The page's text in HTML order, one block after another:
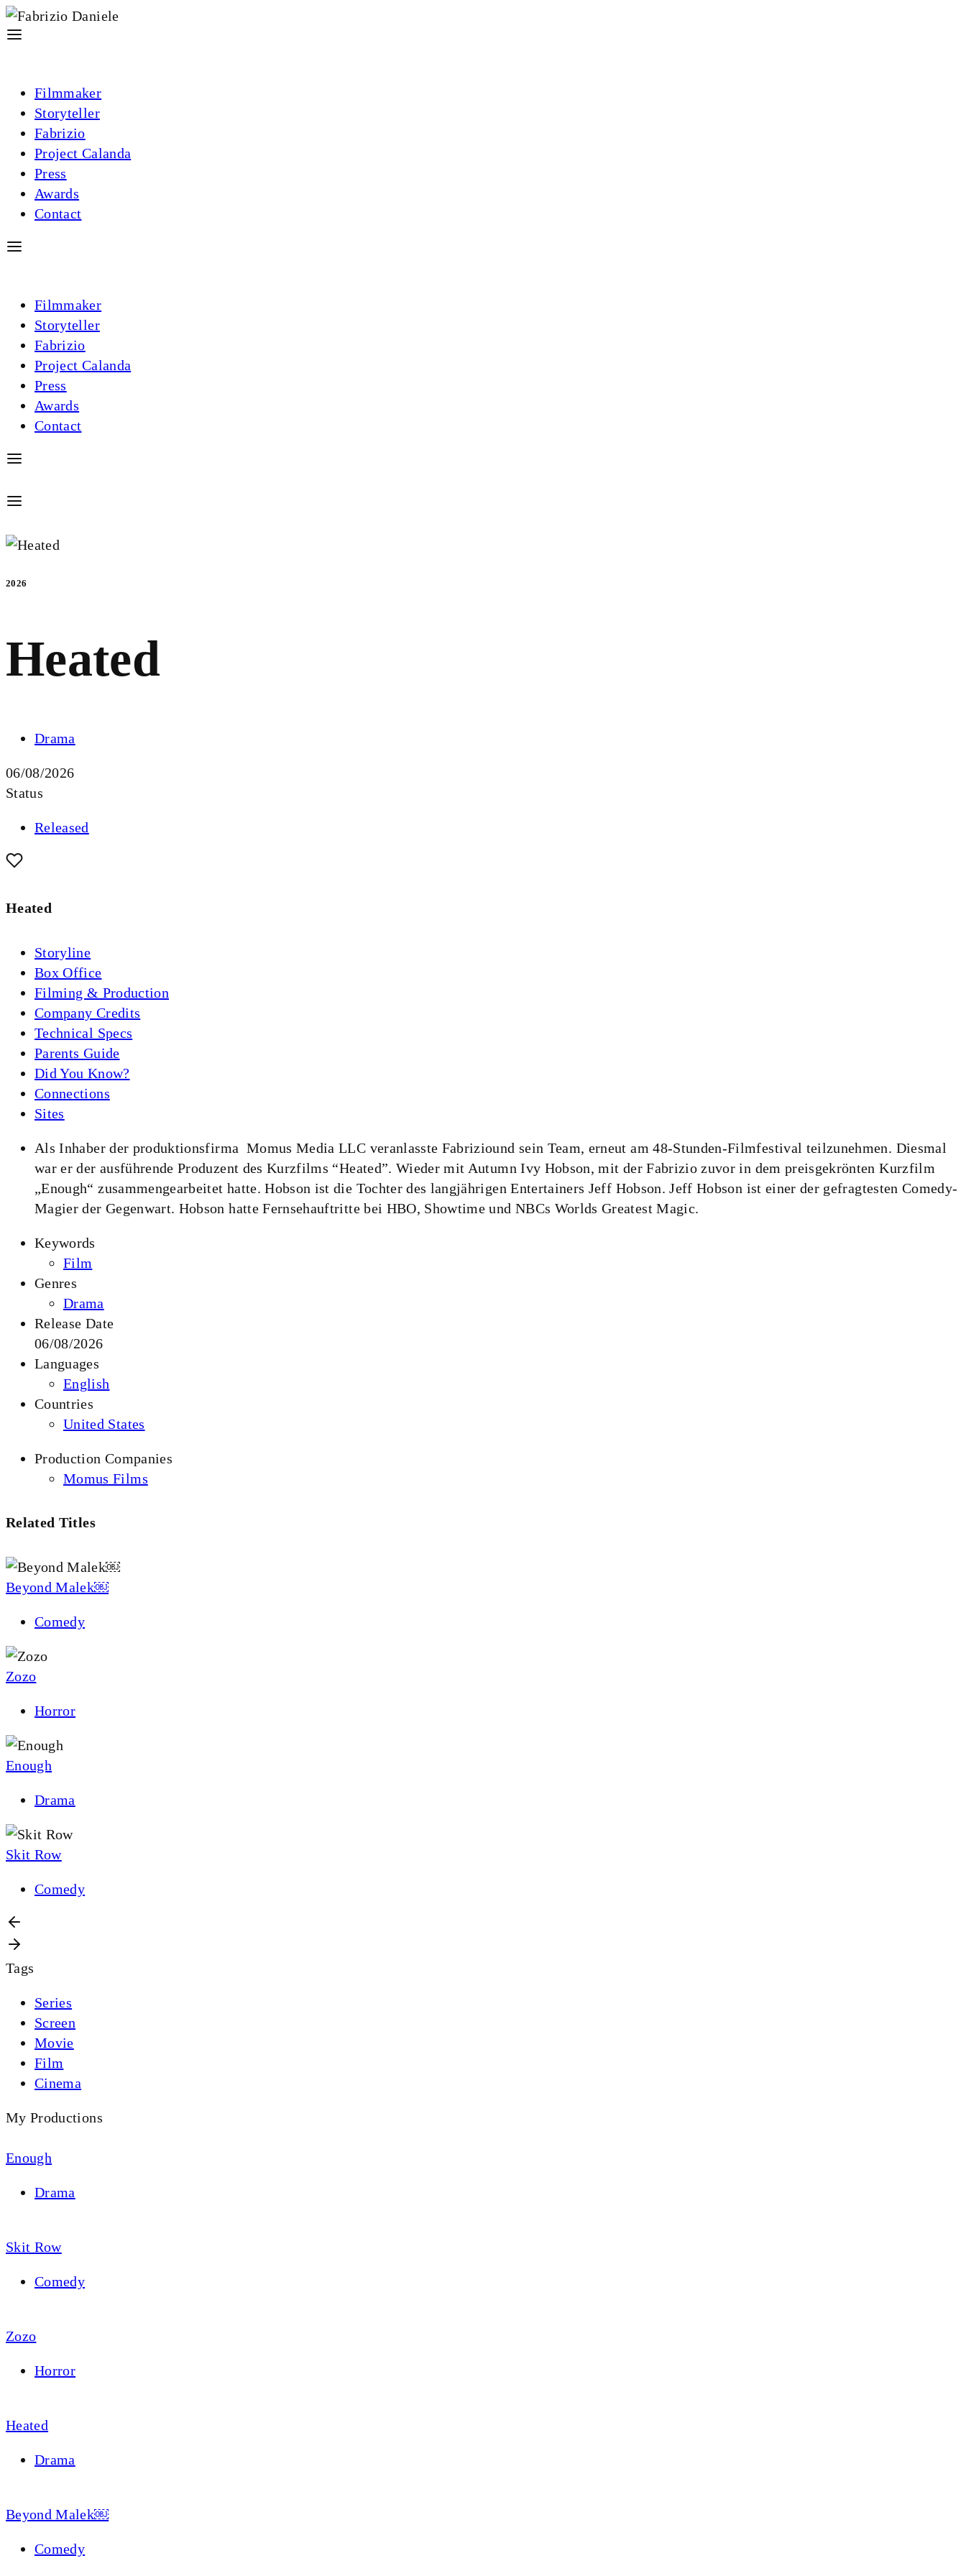
Filmmaker
Storyteller
Fabrizio
Project Calanda
Press
Awards
Contact
Filmmaker
Storyteller
Fabrizio
Project Calanda
Press
Awards
Contact
2026
Heated
Drama
06/08/2026
Status
Released
Heated
Storyline
Box Office
Filming & Production
Company Credits
Technical Specs
Parents Guide
Did You Know?
Connections
Sites
Als Inhaber der produktionsfirma Momus Media LLC veranlasste Fabriziound sein Team, erneut am 48-Stunden-Filmfestival teilzunehmen. Diesmal
war er der ausführende Produzent des Kurzfilms “Heated”. Wieder mit Autumn Ivy Hobson, mit der Fabrizio zuvor in dem preisgekrönten Kurzfilm
„Enough“ zusammengearbeitet hatte. Hobson ist die Tochter des langjährigen Entertainers Jeff Hobson. Jeff Hobson ist einer der gefragtesten Comedy-
Magier der Gegenwart. Hobson hatte Fernsehauftritte bei HBO, Showtime und NBCs Worlds Greatest Magic.
Keywords
Film
Genres
Drama
Release Date
06/08/2026
Languages
English
Countries
United States
Production Companies
Momus Films
Related Titles
Beyond Malek￼
Comedy
Zozo
Horror
Enough
Drama
Skit Row
Comedy
Tags
Series
Screen
Movie
Film
Cinema
My Productions
Enough
Drama
Skit Row
Comedy
Zozo
Horror
Heated
Drama
Beyond Malek￼
Comedy